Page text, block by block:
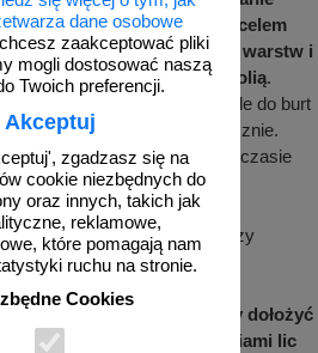
dane osobowe
zaakceptować pliki
mogli dostosować naszą
Twoich preferencji.
Akceptuj
zgadzasz się na
cookie niezbędnych do
oraz innych, takich jak
reklamowe,
które pomagają nam
ruchu na stronie.
Cookies
z środka transportowego celem
z środkowych warstw i
szczególnie pokrytych folią.
poukładane równolegle do burt
należy zdejmować ręcznie.
po tablicach, które w czasie
się do pozycji poziomej.
umieszczane w
można rozładowywać przy
i tablic do konstrukcji
lokalizacji znaków należy dołożyć
porysowania narzędziami lic